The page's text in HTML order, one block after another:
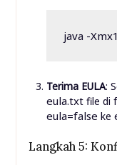
java -
Terima EULA:
eula.txtfile di
eula=false ke
Langkah 5: